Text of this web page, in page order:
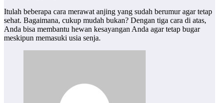
Itulah beberapa cara merawat anjing yang sudah berumur agar tetap
sehat. Bagaimana, cukup mudah bukan? Dengan tiga cara di atas,
Anda bisa membantu hewan kesayangan Anda agar tetap bugar
meskipun memasuki usia senja.